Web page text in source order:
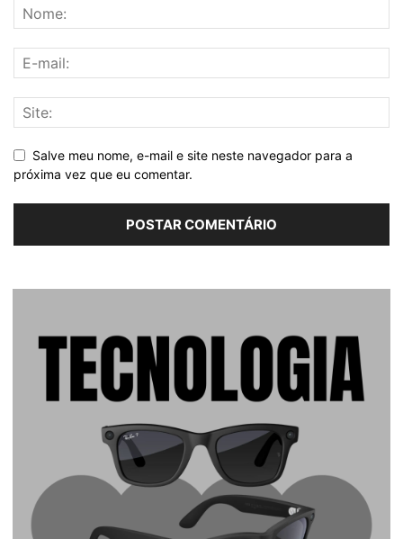
Salve meu nome, e-mail e site neste navegador para a
próxima vez que eu comentar.